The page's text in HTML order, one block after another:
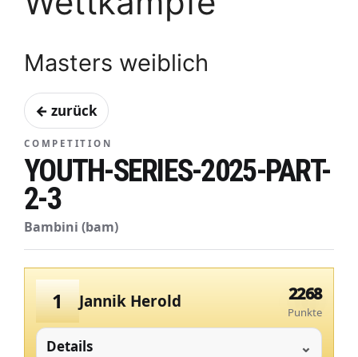
Masters weiblich
← zurück
COMPETITION
YOUTH-SERIES-2025-PART-
2-3
Bambini (bam)
1 Jannik Herold 2268
Punkte
Details